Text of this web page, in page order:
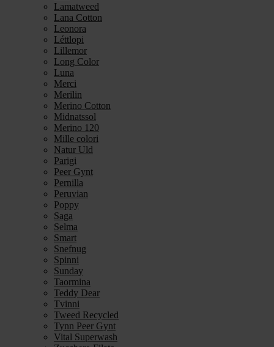
Lamatweed
Lana Cotton
Leonora
Léttlopi
Lillemor
Long Color
Luna
Merci
Merilin
Merino Cotton
Midnatssol
Merino 120
Mille colori
Natur Uld
Parigi
Peer Gynt
Pernilla
Peruvian
Poppy
Saga
Selma
Smart
Snefnug
Spinni
Sunday
Taormina
Teddy Dear
Tvinni
Tweed Recycled
Tynn Peer Gynt
Vital Superwash